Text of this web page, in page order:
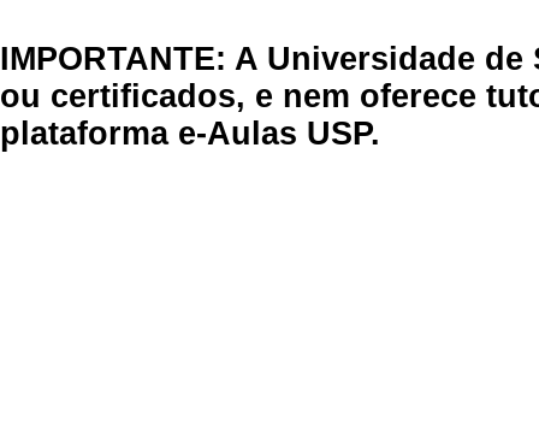
IMPORTANTE: A Universidade
ou certificados, e nem oferece
plataforma e-Aulas USP.